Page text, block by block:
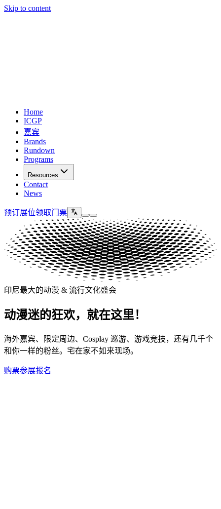
Skip to content
Home
ICGP
嘉宾
Brands
Rundown
Programs
Resources
Contact
News
预订展位领取门票
印尼最大的动漫 & 流行文化盛会
动漫迷的狂欢，就在这里！
海外嘉宾、限定周边、Cosplay 巡游、游戏竞技，还有几千个
和你一样的粉丝。宅在家不如来现场。
购票参展报名